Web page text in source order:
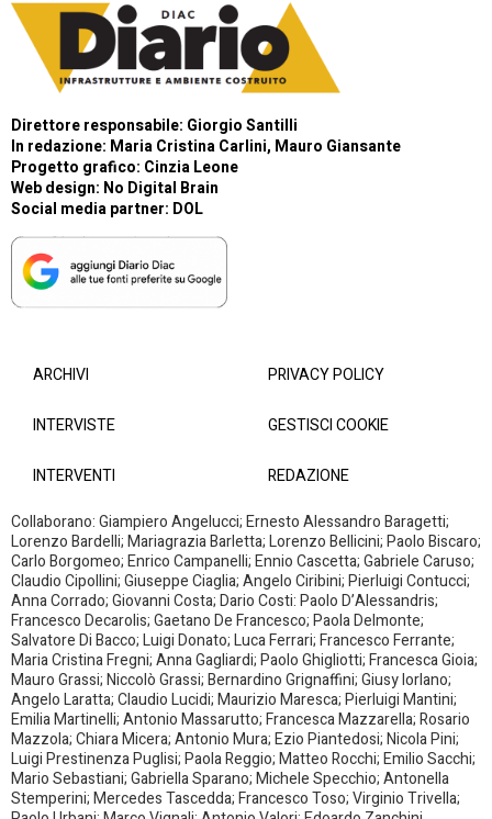
Direttore responsabile: Giorgio Santilli
In redazione: Maria Cristina Carlini, Mauro Giansante
Progetto grafico: Cinzia Leone
Web design: No Digital Brain
Social media partner: DOL
ARCHIVI
INTERVISTE
INTERVENTI
PRIVACY POLICY
GESTISCI COOKIE
REDAZIONE
Collaborano: Giampiero Angelucci; Ernesto Alessandro Baragetti;
Lorenzo Bardelli; Mariagrazia Barletta; Lorenzo Bellicini; Paolo Biscaro;
Carlo Borgomeo; Enrico Campanelli; Ennio Cascetta; Gabriele Caruso;
Claudio Cipollini; Giuseppe Ciaglia; Angelo Ciribini; Pierluigi Contucci;
Anna Corrado; Giovanni Costa; Dario Costi: Paolo D’Alessandris;
Francesco Decarolis; Gaetano De Francesco; Paola Delmonte;
Salvatore Di Bacco; Luigi Donato; Luca Ferrari; Francesco Ferrante;
Maria Cristina Fregni; Anna Gagliardi; Paolo Ghigliotti; Francesca Gioia;
Mauro Grassi; Niccolò Grassi; Bernardino Grignaffini; Giusy Iorlano;
Angelo Laratta; Claudio Lucidi; Maurizio Maresca; Pierluigi Mantini;
Emilia Martinelli; Antonio Massarutto; Francesca Mazzarella; Rosario
Mazzola; Chiara Micera; Antonio Mura; Ezio Piantedosi; Nicola Pini;
Luigi Prestinenza Puglisi; Paola Reggio; Matteo Rocchi; Emilio Sacchi;
Mario Sebastiani; Gabriella Sparano; Michele Specchio; Antonella
Stemperini; Mercedes Tascedda; Francesco Toso; Virginio Trivella;